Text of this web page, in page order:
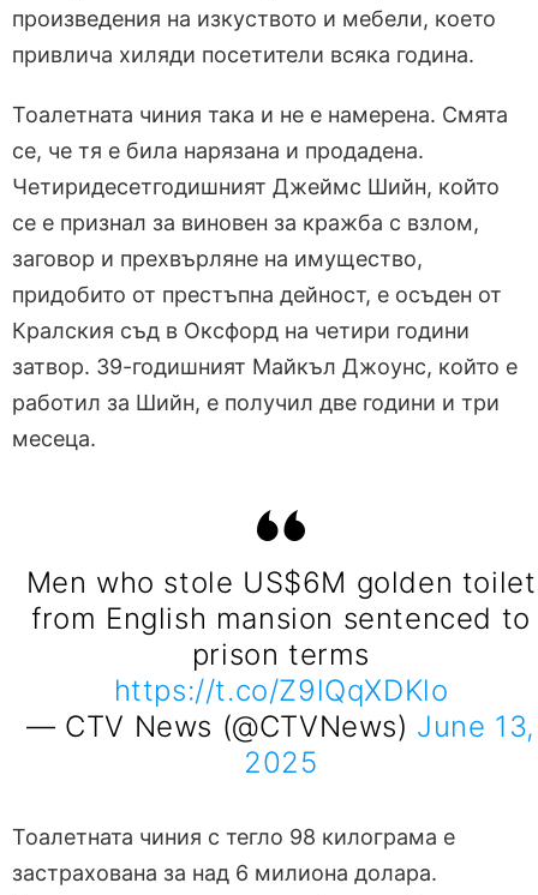
произведения на изкуството и мебели, което
привлича хиляди посетители всяка година.
Тоалетната чиния така и не е намерена. Смята
се, че тя е била нарязана и продадена.
Четиридесетгодишният Джеймс Шийн, който
се е признал за виновен за кражба с взлом,
заговор и прехвърляне на имущество,
придобито от престъпна дейност, е осъден от
Кралския съд в Оксфорд на четири години
затвор. 39-годишният Майкъл Джоунс, който е
работил за Шийн, е получил две години и три
месеца.
Men who stole US$6M golden toilet
from English mansion sentenced to
prison terms
https://t.co/Z9lQqXDKlo
— CTV News (@CTVNews) June 13,
2025
Тоалетната чиния с тегло 98 килограма е
застрахована за над 6 милиона долара.